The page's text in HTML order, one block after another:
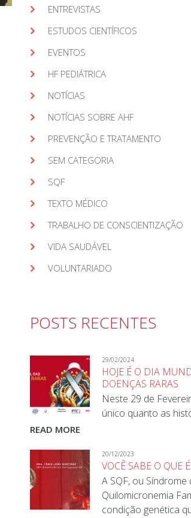
ENTREVISTAS
ESTUDOS CIENTÍFICOS
EVENTOS
HF PEDIÁTRICA
NOTÍCIAS
NOTÍCIAS SOBRE AHF
PREVENÇÃO E TRATAMENTO
SEM CATEGORIA
SQF
TEXTO MÉDICO
TRABALHO DE CONSCIENTIZAÇÃO
VIDA SAUDÁVEL
VOLUNTARIADO
POSTS RECENTES
29/02/2024
HOJE É O DIA
DOENÇAS RARAS
Neste 29 de
único quanto as
READ MORE
20/12/2023
VOCÊ SABE O QUE
A SQF, ou Síndrome
Quilomicronemia
condição genética